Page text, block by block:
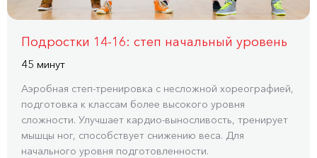
Подростки 14-16: степ начальный уровень
45 минут
Аэробная степ-тренировка с несложной хореографией,
подготовка к классам более высокого уровня
сложности. Улучшает кардио-выносливость, тренирует
мышцы ног, способствует снижению веса. Для
начального уровня подготовленности.